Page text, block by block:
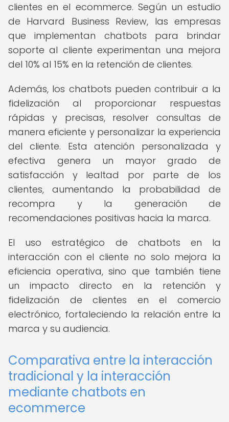
clientes en el ecommerce. Según un estudio
de Harvard Business Review, las empresas
que implementan chatbots para brindar
soporte al cliente experimentan una mejora
del 10% al 15% en la retención de clientes.
Además, los chatbots pueden contribuir a la
fidelización al proporcionar respuestas
rápidas y precisas, resolver consultas de
manera eficiente y personalizar la experiencia
del cliente. Esta atención personalizada y
efectiva genera un mayor grado de
satisfacción y lealtad por parte de los
clientes, aumentando la probabilidad de
recompra y la generación de
recomendaciones positivas hacia la marca.
El uso estratégico de chatbots en la
interacción con el cliente no solo mejora la
eficiencia operativa, sino que también tiene
un impacto directo en la retención y
fidelización de clientes en el comercio
electrónico, fortaleciendo la relación entre la
marca y su audiencia.
Comparativa entre la interacción
tradicional y la interacción
mediante chatbots en
ecommerce